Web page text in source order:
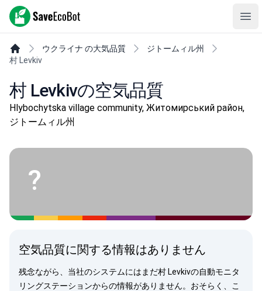
SaveEcoBot
ウクライナ の大気品質
ジトームィル州
村 Levkiv
村 Levkivの空気品質
Hlybochytska village community, Житомирський район,
ジトームィル州
?
空気品質に関する情報はありません
残念ながら、当社のシステムにはまだ村 Levkivの自動モニタ
リングステーションからの情報がありません。おそらく、こ